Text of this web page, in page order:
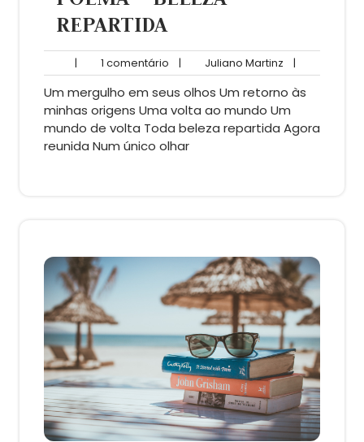
REPARTIDA
| 1 comentário
comentário
| Juliano Martinz Juliano
Martinz
|
Um mergulho em seus olhos Um retorno às
minhas origens Uma volta ao mundo Um
mundo de volta Toda beleza repartida Agora
reunida Num único olhar